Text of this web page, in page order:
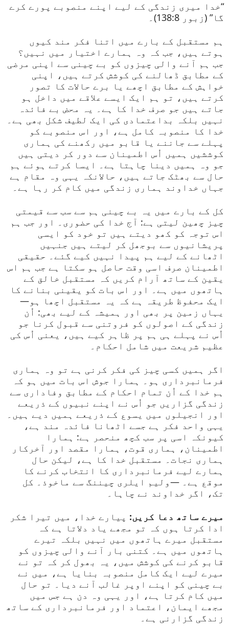
“خدا میری زندگی کے لیے اپنے منصوبے پورے کرے
گا” (زبور 138:8)۔
ہم مستقبل کے بارے میں اتنا فکر مند کیوں
ہوتے ہیں، جب کہ وہ ہمارے اختیار میں نہیں؟
جب ہم آنے والی چیزوں کو بے چینی سے اپنی مرضی
کے مطابق ڈھالنے کی کوشش کرتے ہیں، اپنی
خواہش کے مطابق اچھے یا برے حالات کا تصور
کرتے ہیں، تو ہم ایک ایسے علاقے میں داخل ہو
جاتے ہیں جو صرف خدا کا ہے۔ یہ محض بے فائدہ
نہیں بلکہ بداعتمادی کی ایک لطیف شکل بھی ہے۔
خدا کا منصوبہ کامل ہے، اور اس منصوبے کو
پہلے سے جاننے یا قابو میں رکھنے کی ہماری
کوششیں ہمیں اُس اطمینان سے دور کر دیتی ہیں
جو وہ ہمیں دینا چاہتا ہے۔ ایسا کرتے ہوئے ہم
حال سے بھٹک جاتے ہیں، حالانکہ یہی وہ مقام ہے
جہاں خداوند ہماری زندگی میں کام کر رہا ہے۔
کل کے بارے میں یہ بے چینی ہم سے سب سے قیمتی
چیز چھین لیتی ہے: آج خدا کی حضوری۔ اور جب ہم
اس توجہ کو کھو دیتے ہیں تو خود کو ایسی
پریشانیوں سے بوجھل کر لیتے ہیں جنہیں
اٹھانے کے لیے ہم پیدا نہیں کیے گئے۔ حقیقی
اطمینان صرف اسی وقت حاصل ہو سکتا ہے جب ہم اس
یقین کے ساتھ آرام کریں کہ مستقبل خالق کے
ہاتھوں میں ہے۔ اور اس بات کو یقینی بنانے کا
ایک محفوظ طریقہ ہے کہ یہ مستقبل اچھا ہو—
یہاں زمین پر بھی اور ہمیشہ کے لیے بھی: اُن
زندگی کے اصولوں کو فروتنی سے قبول کرنا جو
اُس نے پہلے ہی ہم پر ظاہر کیے ہیں، یعنی اُس کی
عظیم شریعت میں شامل احکام۔
اگر ہمیں کسی چیز کی فکر کرنی ہے تو وہ ہماری
فرمانبرداری ہو۔ ہمارا جوش اس بات میں ہو کہ
ہم خدا کے اُن تمام احکام کے مطابق وفاداری سے
زندگی گزاریں جو اُس نے اپنے نبیوں کے ذریعے
اور انجیلوں میں یسوع کے ذریعے ہمیں دیے ہیں۔
یہی واحد فکر ہے جسے اٹھانا فائدہ مند ہے،
کیونکہ اسی پر سب کچھ منحصر ہے: ہمارا
اطمینان، ہماری قوت، ہمارا مقصد اور آخرکار
ہماری نجات۔ مستقبل خدا کا ہے، لیکن حال
ہمارے لیے فرمانبرداری کا انتخاب کرنے کا
موقع ہے۔ —ولیم ایلری چیننگ سے ماخوذ۔ کل
تک، اگر خداوند نے چاہا۔
میرے ساتھ دعا کریں: پیارے خدا، میں تیرا شکر
ادا کرتا ہوں کہ تو مجھے یاد دلاتا ہے کہ
مستقبل میرے ہاتھوں میں نہیں بلکہ تیرے
ہاتھوں میں ہے۔ کتنی بار آنے والی چیزوں کو
قابو کرنے کی کوشش میں، یہ بھول کر کہ تو نے
میرے لیے ایک کامل منصوبہ بنایا ہے، میں نے
بے چینی کو اپنے اوپر غالب آنے دیا۔ تو حال
میں کام کرتا ہے، اور یہی وہ دن ہے جس میں
مجھے ایمان، اعتماد اور فرمانبرداری کے ساتھ
زندگی گزارنی ہے۔